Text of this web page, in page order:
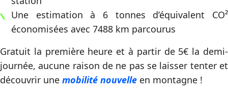
Une estimation à 6 tonnes d’équivalent CO²
économisées avec 7488 km parcourus
Gratuit la première heure et à partir de 5€ la demi-
journée, aucune raison de ne pas se laisser tenter et
découvrir une mobilité nouvelle en montagne !